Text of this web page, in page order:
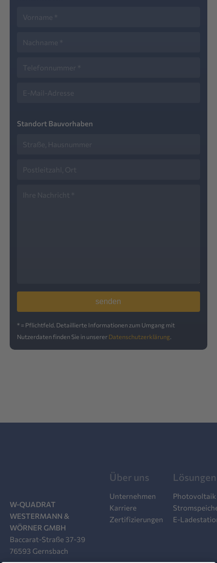
Standort Bauvorhaben
* = Pflichtfeld. Detaillierte Informationen zum Umgang mit
Nutzerdaten finden Sie in unsererDatenschutzerklärung.
W-QUADRAT
WESTERMANN &
WÖRNER GMBH
Baccarat-Straße 37-39
76593 Gernsbach
Über uns
Unternehmen
Karriere
Zertifizierungen
Lösungen
Photovoltaik
E-